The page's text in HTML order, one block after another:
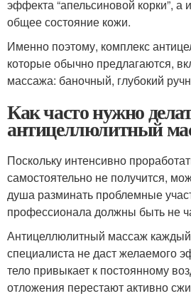
эффекта “апельсиновой корки”, а
общее состояние кожи.
Именно поэтому, комплекс
которые обычно предлагаются,
массажа: баночный, глубокий
Как часто нужно
антицеллюлитный
Поскольку интенсивно
самостоятельно не получится,
душа разминать проблемные
профессионала должны быть не
Антицеллюлитный массаж
специалиста не даст желаемого
тело привыкает к постоянному
отложения перестают активно